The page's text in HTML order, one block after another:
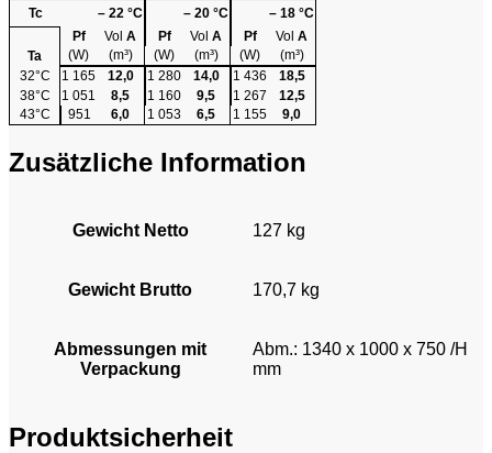
Tc – 22 °C – 20 °C
– 18 °C
Pf
Vol A Pf Vol A Pf Vol A
Ta
(W) (m³) (W) (m³) (W)
(m³)
32°C
1 165 12,0 1 280 14,0 1 436
18,5
38°C
1 051 8,5 1 160 9,5 1 267
12,5
43°C
951 6,0 1 053 6,5 1 155 9,0
Zusätzliche Information
Gewicht Netto 127 kg
Gewicht Brutto 170,7 kg
Abmessungen mit
Verpackung
Abm.: 1340 x 1000 x 750 /H
mm
Produktsicherheit